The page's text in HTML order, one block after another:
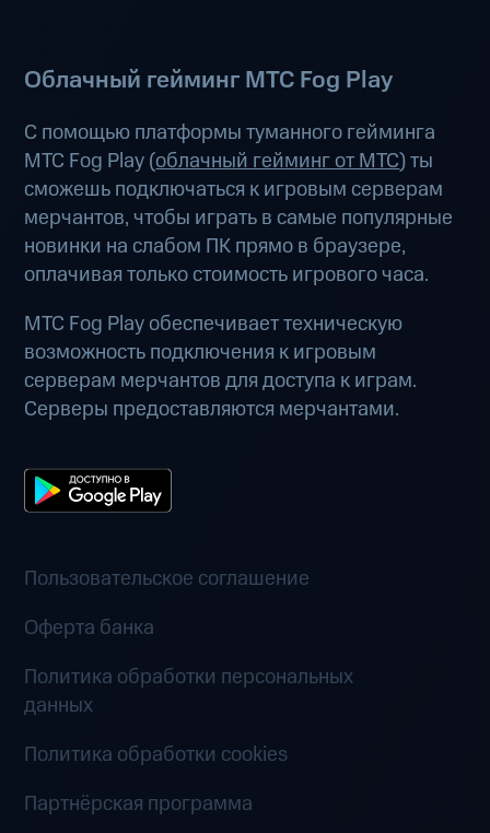
Облачный гейминг МТС Fog Play
С помощью платформы туманного гейминга
МТС Fog Play (облачный гейминг от МТС) ты
сможешь подключаться к игровым серверам
мерчантов, чтобы играть в самые популярные
новинки на слабом ПК прямо в браузере,
оплачивая только стоимость игрового часа.
МТС Fog Play обеспечивает техническую
возможность подключения к игровым
серверам мерчантов для доступа к играм.
Серверы предоставляются мерчантами.
Пользовательское соглашение
Оферта банка
Политика обработки персональных
данных
Политика обработки cookies
Партнёрская программа